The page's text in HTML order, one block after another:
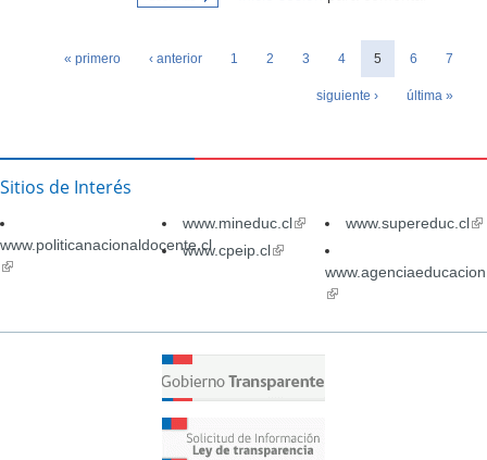
La
Páginas
« primero ‹ anterior 1 2 3 4 5 6 7
siguiente › última »
Sitios de Interés
www.politicanacionaldocente.cl
(link
www.mineduc.cl(link
external)
www.supereduc.cl
www.cpeip.cl(link
external)(link
external)